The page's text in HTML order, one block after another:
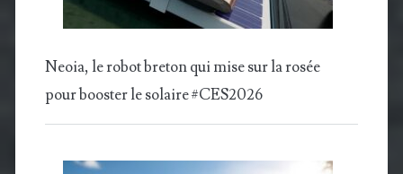
Neoia, le robot breton qui mise sur la rosée
pour booster le solaire #CES2026